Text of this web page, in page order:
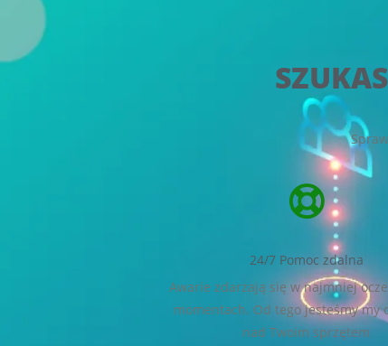
24/7 Pomoc zdalna
Awarie zdarzają się w najmniej
momentach. Od tego jesteśmy my
nad Twoim sprzętem